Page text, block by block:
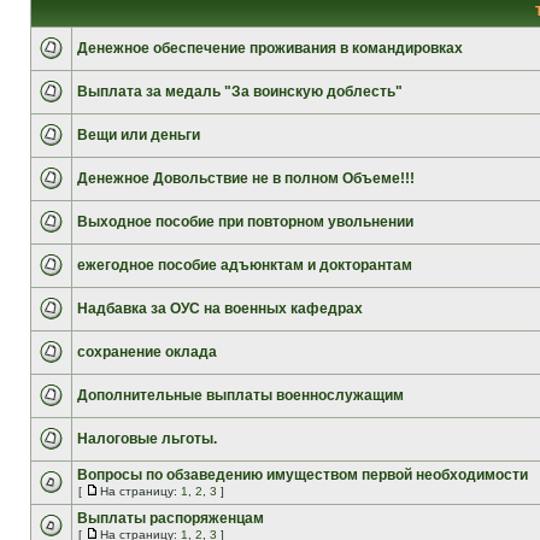
Денежное обеспечение проживания в командировках
Выплата за медаль "За воинскую доблесть"
Вещи или деньги
Денежное Довольствие не в полном Объеме!!!
Выходное пособие при повторном увольнении
ежегодное пособие адъюнктам и докторантам
Надбавка за ОУС на военных кафедрах
сохранение оклада
Дополнительные выплаты военнослужащим
Налоговые льготы.
Вопросы по обзаведению имуществом первой необходимости
[ На страницу: 1 2 3 ]
Выплаты распоряженцам
[ На страницу: 1 2 3 ]